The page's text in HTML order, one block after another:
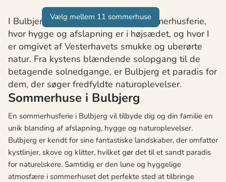
Vælg mellem 11 sommerhuse
I Bulbjerg kan I nyde en idyllisk sommerhusferie,
hvor hygge og afslapning er i højsædet, og hvor I
er omgivet af Vesterhavets smukke og uberørte
natur. Fra kystens blændende solopgang til de
betagende solnedgange, er Bulbjerg et paradis for
dem, der søger fredfyldte naturoplevelser.
Sommerhuse i Bulbjerg
En sommerhusferie i Bulbjerg vil tilbyde dig og din familie en
unik blanding af afslapning, hygge og naturoplevelser.
Bulbjerg er kendt for sine fantastiske landskaber, der omfatter
kystlinjer, skove og klitter, hvilket gør det til et sandt paradis
for naturelskere. Samtidig er den lune og hyggelige
atmosfære i sommerhuset det perfekte sted at tilbringe